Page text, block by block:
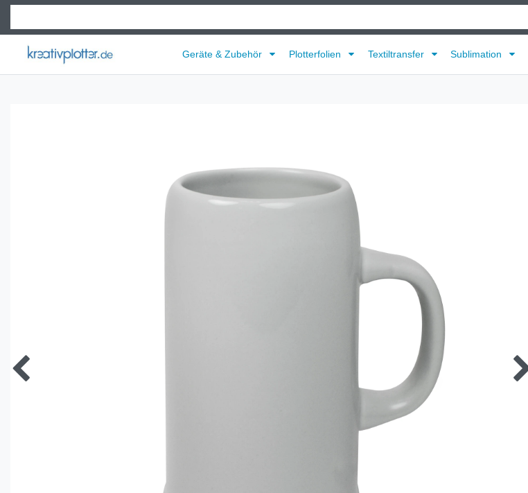
Geräte & Zubehör Plotterfolien Textiltransfer Sublimation